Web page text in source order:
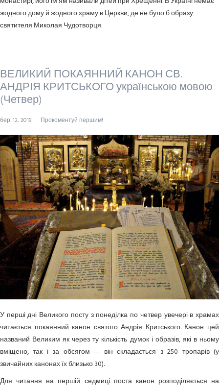
жодного дому й жодного храму в Церкви, де не було б образу
святителя Миколая Чудотворця.
ВЕЛИКИЙ ПОКАЯННИЙ КАНОН СВ.
АНДРІЯ КРИТСЬКОГО українською мовою
(Четвер)
бер. 12, 2019 Прокоментуй першим!
У перші дні Великого посту з понеділка по четвер увечері в храмах
читається покаянний канон святого Андрія Критського. Канон цей
названий Великим як через ту кількість думок і образів, які в ньому
вміщено, так і за обсягом — він складається з 250 тропарів (у
звичайних канонах їх близько 30).
Для читання на першій седмиці поста канон розподіляється на